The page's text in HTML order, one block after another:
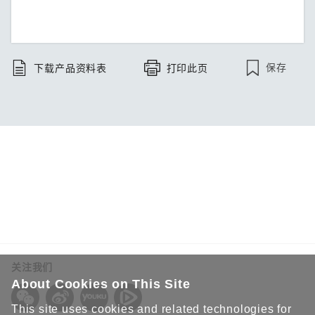
下载产品资料表 打印此页 保存
关注我们
About Cookies on This Site
This site uses cookies and related technologies for